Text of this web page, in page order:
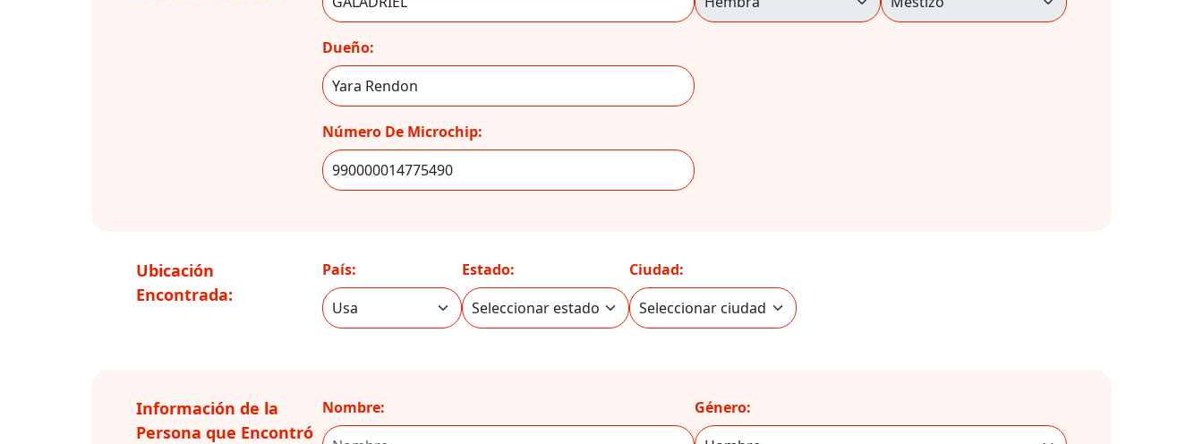
Dueño:
Número De Microchip:
Ubicación
Encontrada:
País: Estado: Ciudad:
Información de la
Persona que Encontró
Nombre: Género: